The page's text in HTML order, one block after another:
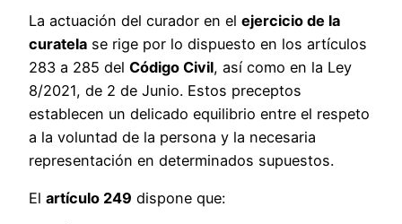
La actuación del curador en el ejercicio de la
curatela se rige por lo dispuesto en los artículos
283 a 285 del Código Civil, así como en la Ley
8/2021, de 2 de Junio. Estos preceptos
establecen un delicado equilibrio entre el respeto
a la voluntad de la persona y la necesaria
representación en determinados supuestos.
El artículo 249 dispone que: